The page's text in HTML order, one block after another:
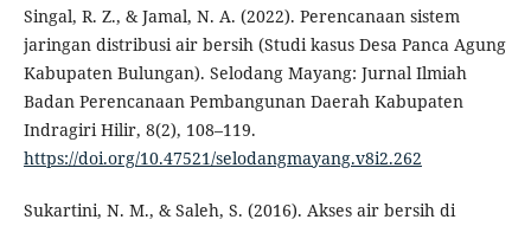
Singal, R. Z., & Jamal, N. A. (2022). Perencanaan sistem
jaringan distribusi air bersih (Studi kasus Desa Panca Agung
Kabupaten Bulungan). Selodang Mayang: Jurnal Ilmiah
Badan Perencanaan Pembangunan Daerah Kabupaten
Indragiri Hilir, 8(2), 108–119.
https://doi.org/10.47521/selodangmayang.v8i2.262
Sukartini, N. M., & Saleh, S. (2016). Akses air bersih di